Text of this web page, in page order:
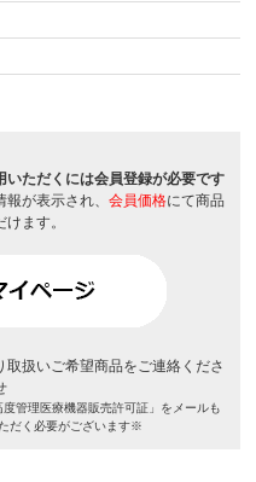
いただくには会員登録が必要です
が表示され、 会員価格にて商品
ます。
取扱いご希望商品をご連絡くださ
管理医療機器販売許可証」をメールも
だく必要がございます※